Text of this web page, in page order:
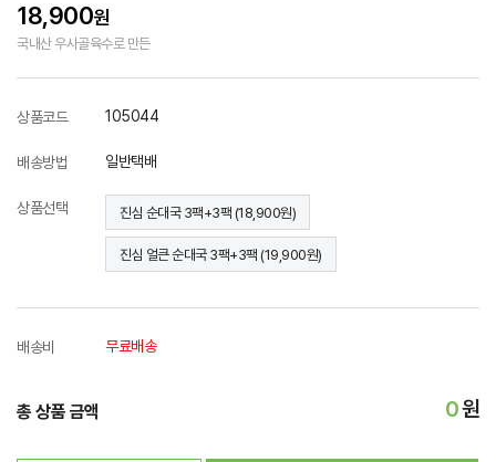
18,900원
국내산 우사골육수로 만든
상품코드 105044
배송방법 일반택배
상품선택 진심 순대국 3팩+3팩 (18,900원)
진심 얼큰 순대국 3팩+3팩 (19,900원)
배송비 무료배송
총 상품 금액 0원